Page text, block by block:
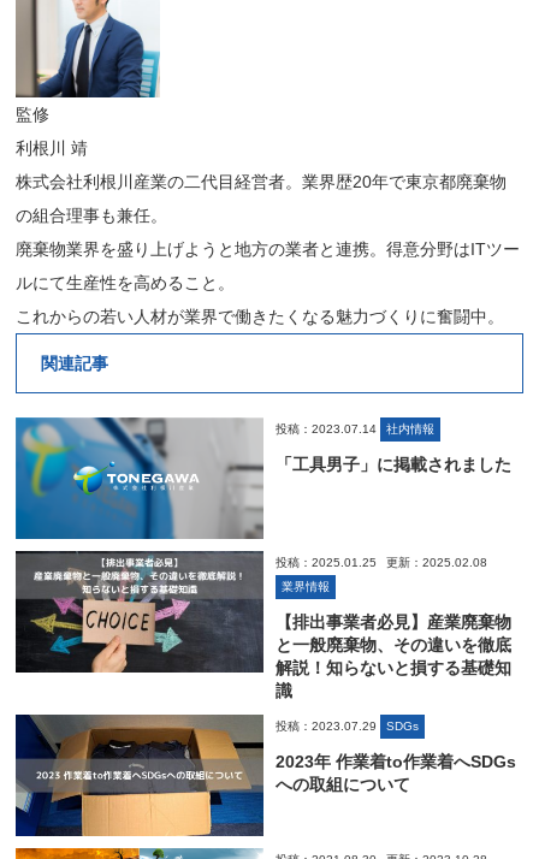
監修
利根川 靖
株式会社利根川産業の二代目経営者。業界歴20年で東京都廃棄物
の組合理事も兼任。
廃棄物業界を盛り上げようと地方の業者と連携。得意分野はITツー
ルにて生産性を高めること。
これからの若い人材が業界で働きたくなる魅力づくりに奮闘中。
関連記事
投稿：2023.07.14 社内情報
「工具男子」に掲載されました
投稿：2025.01.25
更新：2025.02.08
業界情報
【排出事業者必見】産業廃棄物
と一般廃棄物、その違いを徹底
解説！知らないと損する基礎知
識
投稿：2023.07.29 SDGs
2023年 作業着to作業着へSDGs
への取組について